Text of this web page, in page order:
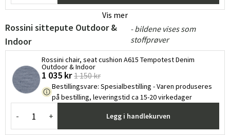
Vis mer
Rossini sittepute Outdoor &
Indoor
- bildene vises som
stoffprøver
Rossini chair, seat cushion A615 Tempotest Denim
Outdoor & Indoor
1 035 kr 1 150 kr
Bestillingsvare: Spesialbestilling - Varen produseres
på bestilling, leveringstid ca 15-20 virkedager
- + Legg i handlekurven